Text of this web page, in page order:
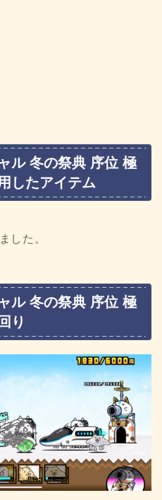
ル 冬の祭典 序位 極
したアイテム
した。
ル 冬の祭典 序位 極
り